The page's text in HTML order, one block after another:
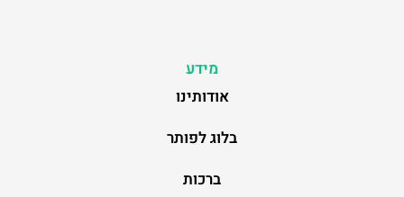
מידע
אודותינו
בלוג לפותר
ברכות